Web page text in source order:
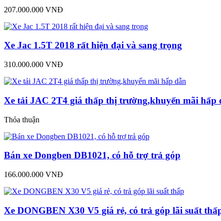
207.000.000 VNĐ
Xe Jac 1.5T 2018 rất hiện đại và sang trọng
310.000.000 VNĐ
Xe tải JAC 2T4 giá thấp thị trường,khuyến mãi hấp
Thỏa thuận
Bán xe Dongben DB1021, có hỗ trợ trả góp
166.000.000 VNĐ
Xe DONGBEN X30 V5 giá rẻ, có trả góp lãi suất